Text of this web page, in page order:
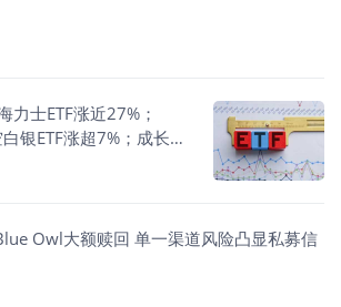
力士ETF涨近27%；
银ETF涨超7%；成长承
Owl大额赎回 单一渠道风险凸显私募信